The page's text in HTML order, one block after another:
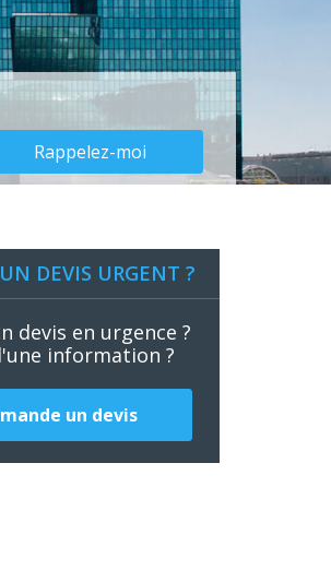
DEVIS URGENT ?
devis en urgence ?
information ?
un devis
Rappelez-moi